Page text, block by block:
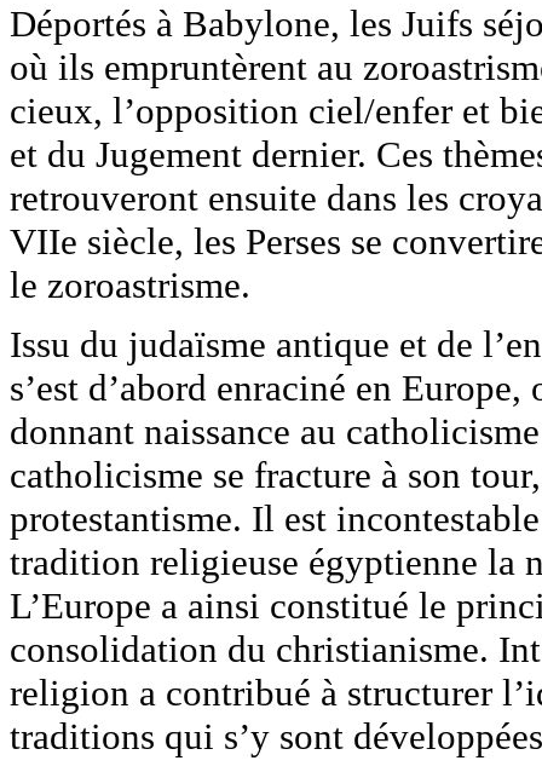
Déportés à Babylone, les Juifs
où ils empruntèrent au
cieux, l’opposition ciel/enfer et
et du Jugement dernier. Ces
retrouveront ensuite dans les
VIIe siècle, les Perses se
le zoroastrisme.
Issu du judaïsme antique et de
s’est d’abord enraciné en
donnant naissance au
catholicisme se fracture à son
protestantisme. Il est
tradition religieuse égyptienne la
L’Europe a ainsi constitué le
consolidation du christianisme.
religion a contribué à structurer
traditions qui s’y sont